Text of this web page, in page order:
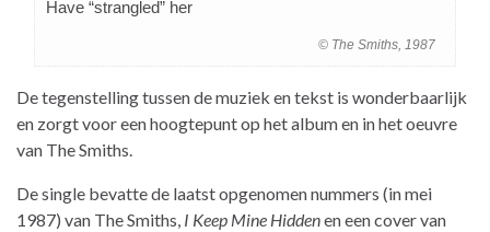
Have “strangled” her
© The Smiths, 1987
De tegenstelling tussen de muziek en tekst is wonderbaarlijk
en zorgt voor een hoogtepunt op het album en in het oeuvre
van The Smiths.
De single bevatte de laatst opgenomen nummers (in mei
1987) van The Smiths, I Keep Mine Hiddenen een cover van